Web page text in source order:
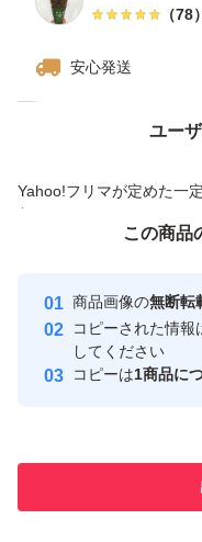
h #Switch
ンレッド 新モデル
パッケージ種類：通常版
色：レッド系 ブルー系
（78）
安心発送
ユー
Yahoo!フリマが定めた一
付与しています
安心取引出品者
取引実績
価格の相談
この商品
商品画像の無断転
コピーされた情報
してください
コピーは1商品に
この商品をみている人